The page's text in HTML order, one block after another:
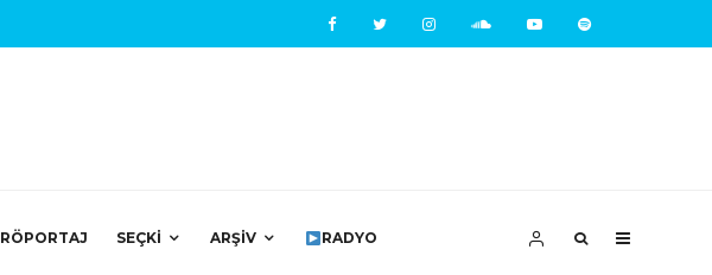
RÖPORTAJ SEÇKI ARŞIV RADYO